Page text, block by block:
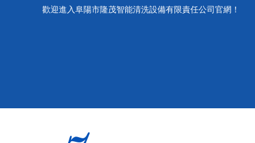
歡迎進入阜陽市隆茂智能清洗設備有限責任公司官網！